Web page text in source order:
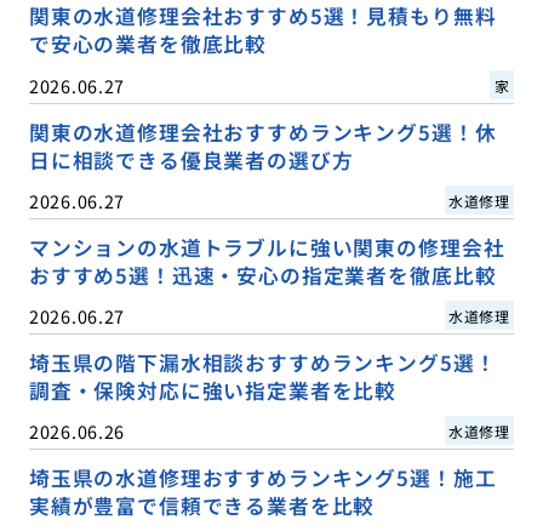
関東の水道修理会社おすすめ5選！見積もり無料
で安心の業者を徹底比較
2026.06.27 家
関東の水道修理会社おすすめランキング5選！休
日に相談できる優良業者の選び方
2026.06.27 水道修理
マンションの水道トラブルに強い関東の修理会社
おすすめ5選！迅速・安心の指定業者を徹底比較
2026.06.27 水道修理
埼玉県の階下漏水相談おすすめランキング5選！
調査・保険対応に強い指定業者を比較
2026.06.26 水道修理
埼玉県の水道修理おすすめランキング5選！施工
実績が豊富で信頼できる業者を比較